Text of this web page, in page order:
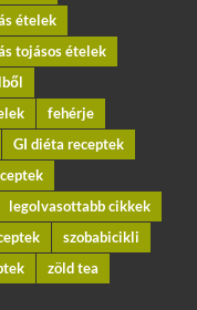
ételek
tojásos ételek
fehérje
GI diéta receptek
legolvasottabb cikkek
szobabicikli
zöld tea